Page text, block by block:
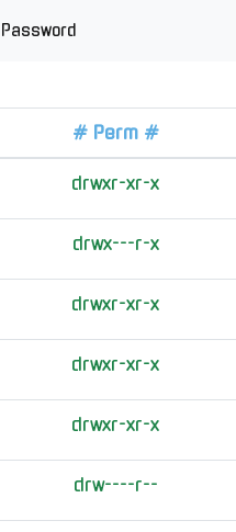
# Perm #
drwxr-xr-x
drwx---r-x
drwxr-xr-x
drwxr-xr-x
drwxr-xr-x
drw----r--